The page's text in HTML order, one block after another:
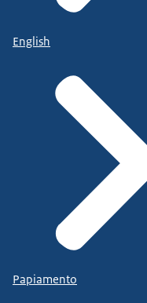
English
Papiamento